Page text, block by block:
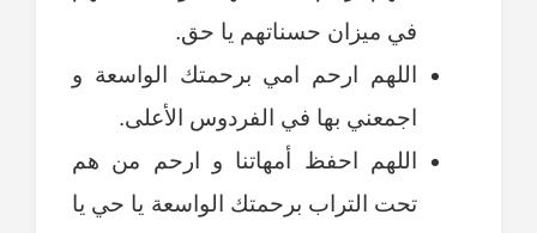
في ميزان حسناتهم يا حق.
اللهم ارحم امي برحمتك الواسعة و
اجمعني بها في الفردوس الأعلى.
اللهم احفظ أمهاتنا و ارحم من هم
تحت التراب برحمتك الواسعة يا حي يا